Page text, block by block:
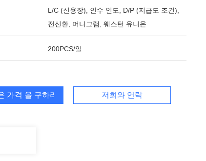
L/C (신용장), 인수 인도, D/P (지급도 조건),
전신환, 머니그램, 웨스턴 유니온
200PCS/일
가격 을 구하라 저희와 연락